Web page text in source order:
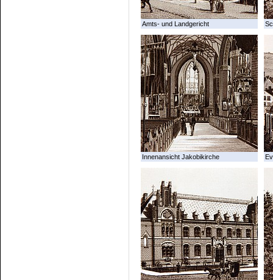
Amts- und Landgericht
Innenansicht Jakobikirche